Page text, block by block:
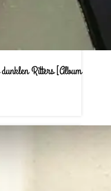
Ritters [Album